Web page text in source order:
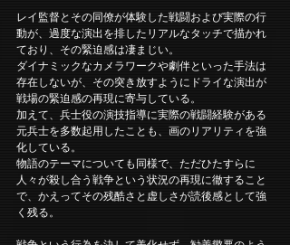
レイ監督とその同僚が体験した戦闘および実際の行
動が、過度な演出を排したリアルなタッチで描かれ
ており、その緊迫感は凄まじい。
ダイナミックなカメラワークや劇伴といった手法は
存在しないが、その突き放すようにドライな演出が
戦場の緊迫感の再現に寄与している。
加えて、兵士役の演技指導に実際の戦闘経験がある
元兵士を多数起用したことも、画のリアリティを強
化している。
物語のテーマについても同様で、ただひたすらに
人々が殺し合う戦争という状況の再現に徹すること
で、かえってその残酷さと虚しさが読後感として強
く残る。